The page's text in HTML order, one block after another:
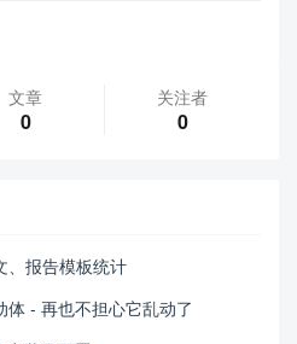
文章
0
关注者
0
、报告模板统计
- 再也不担心它乱动了